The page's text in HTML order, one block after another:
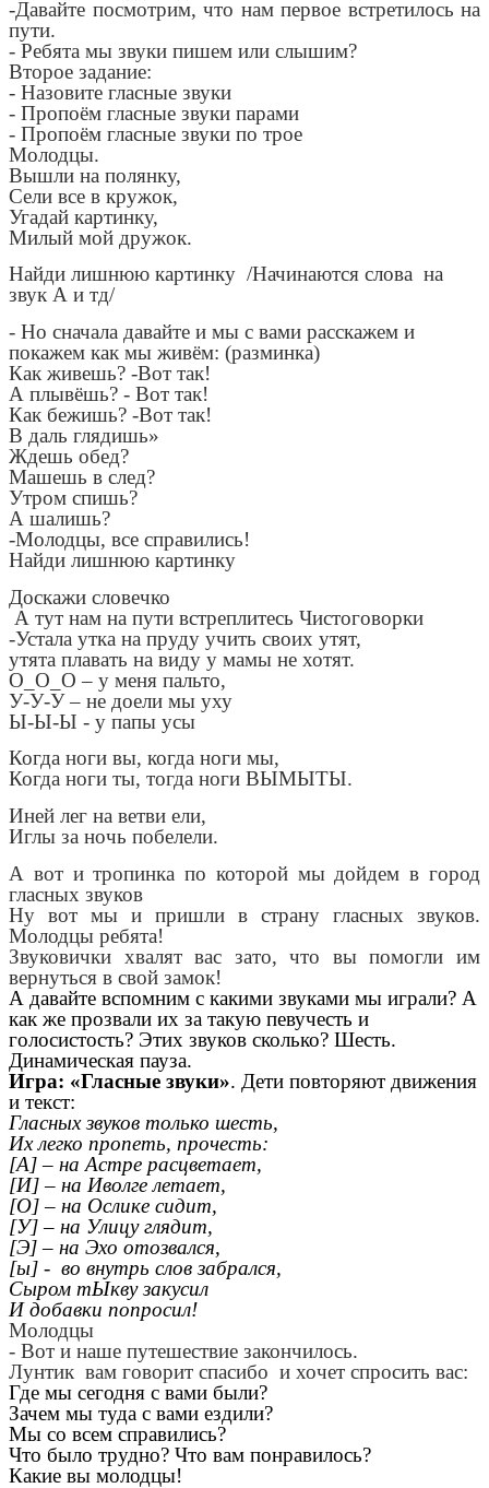
-Давайте посмотрим, что нам первое встретилось на
пути.
- Ребята мы звуки пишем или слышим?
Второе задание:
- Назовите гласные звуки
- Пропоём гласные звуки парами
- Пропоём гласные звуки по трое
Молодцы.
Вышли на полянку,
Сели все в кружок,
Угадай картинку,
Милый мой дружок.
Найди лишнюю картинку /Начинаются слова на
звук А и тд/
- Но сначала давайте и мы с вами расскажем и
покажем как мы живём: (разминка)
Как живешь? -Вот так!
А плывёшь? - Вот так!
Как бежишь? -Вот так!
В даль глядишь»
Ждешь обед?
Машешь в след?
Утром спишь?
А шалишь?
-Молодцы, все справились!
Найди лишнюю картинку
Доскажи словечко
А тут нам на пути встреплитесь Чистоговорки
-Устала утка на пруду учить своих утят,
утята плавать на виду у мамы не хотят.
О_О_О – у меня пальто,
У-У-У – не доели мы уху
Ы-Ы-Ы - у папы усы
Когда ноги вы, когда ноги мы,
Когда ноги ты, тогда ноги ВЫМЫТЫ.
Иней лег на ветви ели,
Иглы за ночь побелели.
А вот и тропинка по которой мы дойдем в город
гласных звуков
Ну вот мы и пришли в страну гласных звуков.
Молодцы ребята!
Звуковички хвалят вас зато, что вы помогли им
вернуться в свой замок!
А давайте вспомним с какими звуками мы играли? А
как же прозвали их за такую певучесть и
голосистость? Этих звуков сколько? Шесть.
Динамическая пауза.
Игра: «Гласные звуки». Дети повторяют движения
и текст:
Гласных звуков только шесть,
Их легко пропеть, прочесть:
[А] – на Астре расцветает,
[И] – на Иволге летает,
[О] – на Ослике сидит,
[У] – на Улицу глядит,
[Э] – на Эхо отозвался,
[ы] - во внутрь слов забрался,
Сыром тЫкву закусил
И добавки попросил!
Молодцы
- Вот и наше путешествие закончилось.
Лунтик вам говорит спасибо и хочет спросить вас:
Где мы сегодня с вами были?
Зачем мы туда с вами ездили?
Мы со всем справились?
Что было трудно? Что вам понравилось?
Какие вы молодцы!